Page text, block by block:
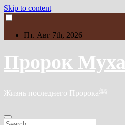
Skip to content
Пт. Авг 7th, 2026
Пророк
Жизнь последнего Пророкаﷺ